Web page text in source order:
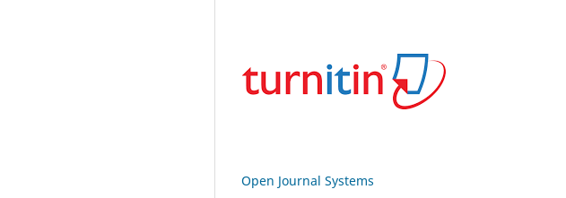
Open Journal Systems